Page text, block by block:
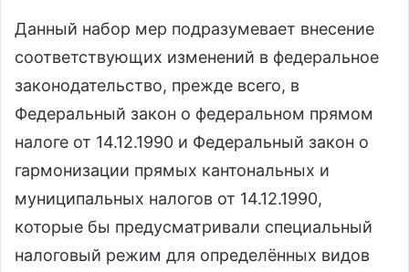
Данный набор мер подразумевает внесение
соответствующих изменений в федеральное
законодательство, прежде всего, в
Федеральный закон о федеральном прямом
налоге от 14.12.1990 и Федеральный закон о
гармонизации прямых кантональных и
муниципальных налогов от 14.12.1990,
которые бы предусматривали специальный
налоговый режим для определённых видов